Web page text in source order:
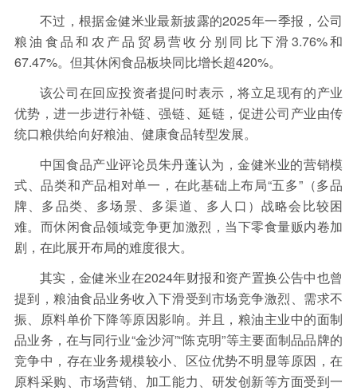
不过，根据金健米业最新披露的2025年一季报，公司
粮油食品和农产品贸易营收分别同比下滑3.76%和
67.47%。但其休闲食品板块同比增长超420%。
该公司在回应投资者提问时表示，将立足现有的产业
优势，进一步进行补链、强链、延链，促进公司产业由传
统口粮供给向好粮油、健康食品转型发展。
中国食品产业评论员朱丹蓬认为，金健米业的营销模
式、品类和产品相对单一，在此基础上布局“五多”（多品
牌、多品类、多场景、多渠道、多人口）战略会比较困
难。而休闲食品领域竞争更加激烈，当下零食量贩内卷加
剧，在此展开布局的难度很大。
其实，金健米业在2024年财报和资产置换公告中也曾
提到，粮油食品业务收入下滑受到市场竞争激烈、需求不
振、原料单价下降等原因影响。并且，粮油主业中的面制
品业务，在与同行业“金沙河”“陈克明”等主要面制品品牌的
竞争中，存在业务规模较小、区位优势不明显等原因，在
原料采购、市场营销、加工能力、研发创新等方面受到一